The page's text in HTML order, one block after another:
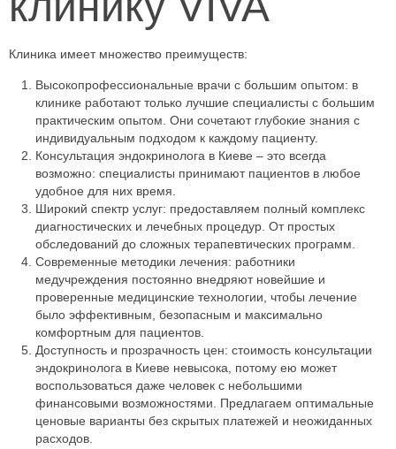
Клиника имеет множество преимуществ:
Высокопрофессиональные врачи с большим опытом: в
клинике работают только лучшие специалисты с большим
практическим опытом. Они сочетают глубокие знания с
индивидуальным подходом к каждому пациенту.
Консультация эндокринолога в Киеве – это всегда
возможно: специалисты принимают пациентов в любое
удобное для них время.
Широкий спектр услуг: предоставляем полный комплекс
диагностических и лечебных процедур. От простых
обследований до сложных терапевтических программ.
Современные методики лечения: работники
медучреждения постоянно внедряют новейшие и
проверенные медицинские технологии, чтобы лечение
было эффективным, безопасным и максимально
комфортным для пациентов.
Доступность и прозрачность цен: стоимость консультации
эндокринолога в Киеве невысока, потому ею может
воспользоваться даже человек с небольшими
финансовыми возможностями. Предлагаем оптимальные
ценовые варианты без скрытых платежей и неожиданных
расходов.